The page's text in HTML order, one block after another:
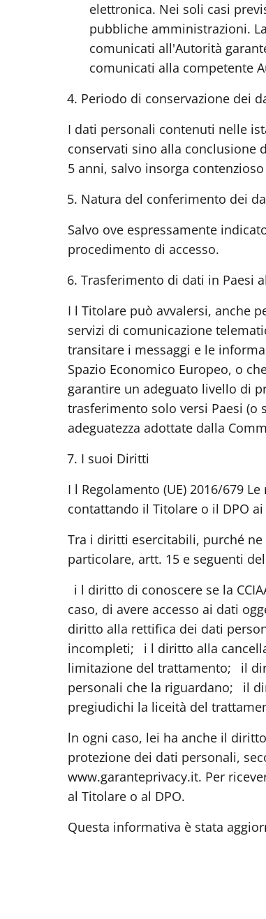
elettronica. Nei soli casi
pubbliche amministrazioni.
comunicati all'Autorità
comunicati alla competente
4. Periodo di conservazione dei
I dati personali contenuti nelle
conservati sino alla conclusione
5 anni, salvo insorga
5. Natura del conferimento dei
Salvo ove espressamente
procedimento di accesso.
6. Trasferimento di dati in Paesi
I l Titolare può avvalersi, anche
servizi di comunicazione
transitare i messaggi e le
Spazio Economico Europeo, o
garantire un adeguato livello di
trasferimento solo versi Paesi
adeguatezza adottate dalla
7. I suoi Diritti
I l Regolamento (UE) 2016/679
contattando il Titolare o il DPO
Tra i diritti esercitabili, purché
particolare, artt. 15 e seguenti
i l diritto di conoscere se la
caso, di avere accesso ai dati
diritto alla rettifica dei dati
incompleti;
i l diritto alla
limitazione del trattamento;
il
personali che la riguardano;
il
pregiudichi la liceità del
ln ogni caso, lei ha anche il
protezione dei dati personali,
www.garanteprivacy.it. Per
al Titolare o al DPO.
Questa informativa è stata